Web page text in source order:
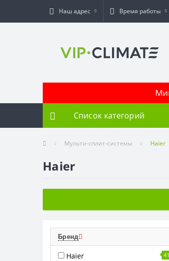
Наш адрес Время работы
Список категорий
Мульти-сплит-системы Haier
Haier
Бренд
Haier 41